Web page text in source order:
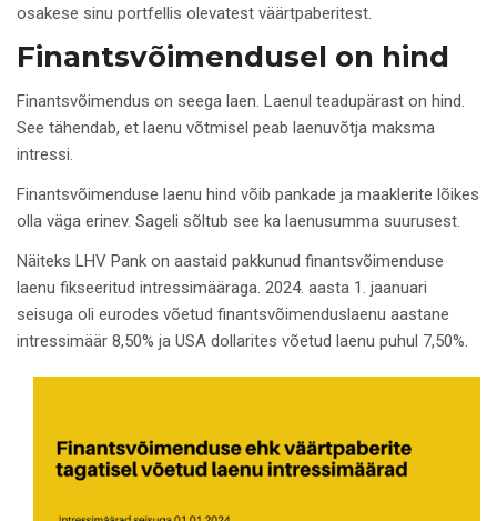
osakese sinu portfellis olevatest väärtpaberitest.
Finantsvõimendusel on hind
Finantsvõimendus on seega laen. Laenul teadupärast on hind.
See tähendab, et laenu võtmisel peab laenuvõtja maksma
intressi.
Finantsvõimenduse laenu hind võib pankade ja maaklerite lõikes
olla väga erinev. Sageli sõltub see ka laenusumma suurusest.
Näiteks LHV Pank on aastaid pakkunud finantsvõimenduse
laenu fikseeritud intressimääraga. 2024. aasta 1. jaanuari
seisuga oli eurodes võetud finantsvõimenduslaenu aastane
intressimäär 8,50% ja USA dollarites võetud laenu puhul 7,50%.